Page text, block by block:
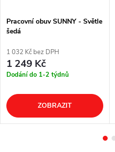
Pracovní obuv SUNNY - Světle
šedá
1 032 Kč bez DPH
1 249 Kč
Dodání do 1-2 týdnů
ZOBRAZIT